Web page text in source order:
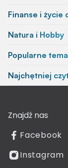
Finanse i życie
Natura i Hobby
Popularne
Najchętniej
Znajdź nas
Facebook
Instagram